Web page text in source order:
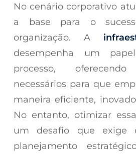
No cenário corporativo
a base para o
organização. A
desempenha um
processo,
necessários para que
maneira eficiente,
No entanto, otimizar
um desafio que exige
planejamento